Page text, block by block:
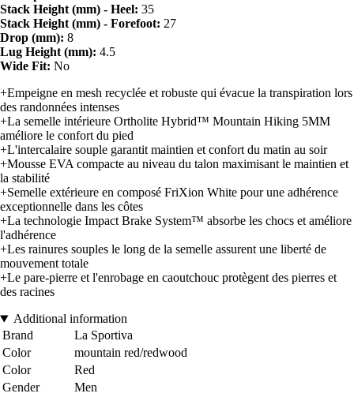
Stack Height (mm) - Heel: 35
Stack Height (mm) - Forefoot: 27
Drop (mm): 8
Lug Height (mm): 4.5
Wide Fit: No
+Empeigne en mesh recyclée et robuste qui évacue la transpiration lors
des randonnées intenses
+La semelle intérieure Ortholite Hybrid™ Mountain Hiking 5MM
améliore le confort du pied
+L'intercalaire souple garantit maintien et confort du matin au soir
+Mousse EVA compacte au niveau du talon maximisant le maintien et
la stabilité
+Semelle extérieure en composé FriXion White pour une adhérence
exceptionnelle dans les côtes
+La technologie Impact Brake System™ absorbe les chocs et améliore
l'adhérence
+Les rainures souples le long de la semelle assurent une liberté de
mouvement totale
+Le pare-pierre et l'enrobage en caoutchouc protègent des pierres et
des racines
Additional information
Brand
La Sportiva
Color
mountain red/redwood
Color
Red
Gender
Men